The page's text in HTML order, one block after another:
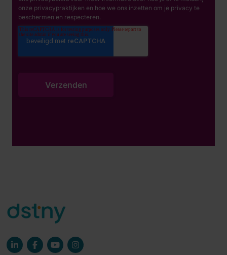
onze privacypraktijken en hoe we ons inzetten om je privacy te
beschermen en respecteren.